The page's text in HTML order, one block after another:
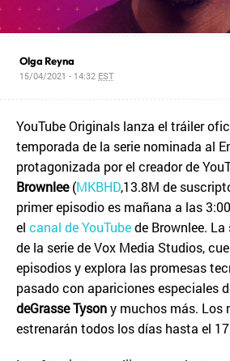
Olga Reyna
15/04/2021 - 14:32 EST
YouTube Originals lanza el tráiler
temporada de la serie nominada al
protagonizada por el creador de
Brownlee(MKBHD,13.8M de
primer episodio es mañana a las
el canal de YouTubede Brownlee.
de la serie de Vox Media Studios,
episodios y explora las promesas
pasado con apariciones especiales
deGrasse Tysony muchos más. Los
estrenarán todos los días hasta el